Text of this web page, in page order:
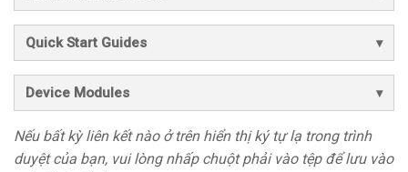
Quick Start Guides
Device Modules
Nếu bất kỳ liên kết nào ở trên hiển thị ký tự lạ trong trình
duyệt của bạn, vui lòng nhấp chuột phải vào tệp để lưu vào